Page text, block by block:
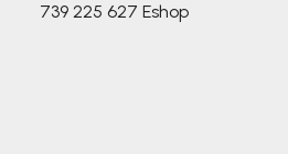
739 225 627 Eshop